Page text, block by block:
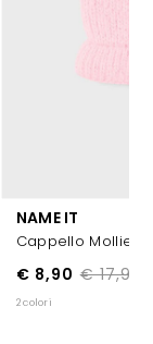
NAME IT
Cappello Mollie
€ 17,99
€ 8,90
2 colori